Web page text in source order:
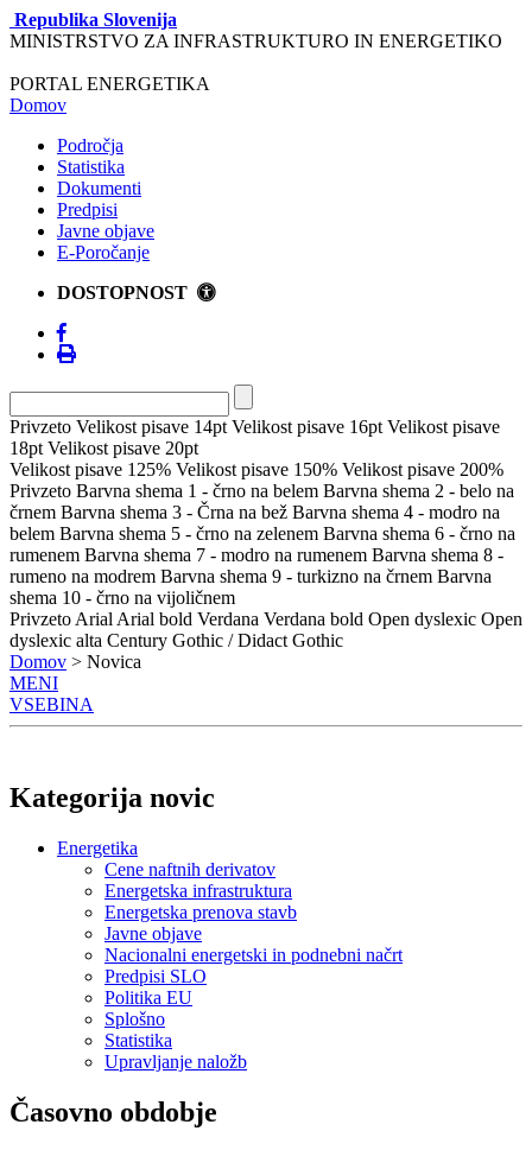
Republika Slovenija
MINISTRSTVO ZA INFRASTRUKTURO IN ENERGETIKO
PORTAL ENERGETIKA
Domov
Področja
Statistika
Dokumenti
Predpisi
Javne objave
E-Poročanje
DOSTOPNOST
Privzeto Velikost pisave 14pt Velikost pisave 16pt Velikost pisave
18pt Velikost pisave 20pt
Velikost pisave 125% Velikost pisave 150% Velikost pisave 200%
Privzeto Barvna shema 1 - črno na belem Barvna shema 2 - belo na
črnem Barvna shema 3 - Črna na bež Barvna shema 4 - modro na
belem Barvna shema 5 - črno na zelenem Barvna shema 6 - črno na
rumenem Barvna shema 7 - modro na rumenem Barvna shema 8 -
rumeno na modrem Barvna shema 9 - turkizno na črnem Barvna
shema 10 - črno na vijoličnem
Privzeto Arial Arial bold Verdana Verdana bold Open dyslexic Open
dyslexic alta Century Gothic / Didact Gothic
Domov > Novica
MENI
VSEBINA
Kategorija novic
Energetika
Cene naftnih derivatov
Energetska infrastruktura
Energetska prenova stavb
Javne objave
Nacionalni energetski in podnebni načrt
Predpisi SLO
Politika EU
Splošno
Statistika
Upravljanje naložb
Časovno obdobje